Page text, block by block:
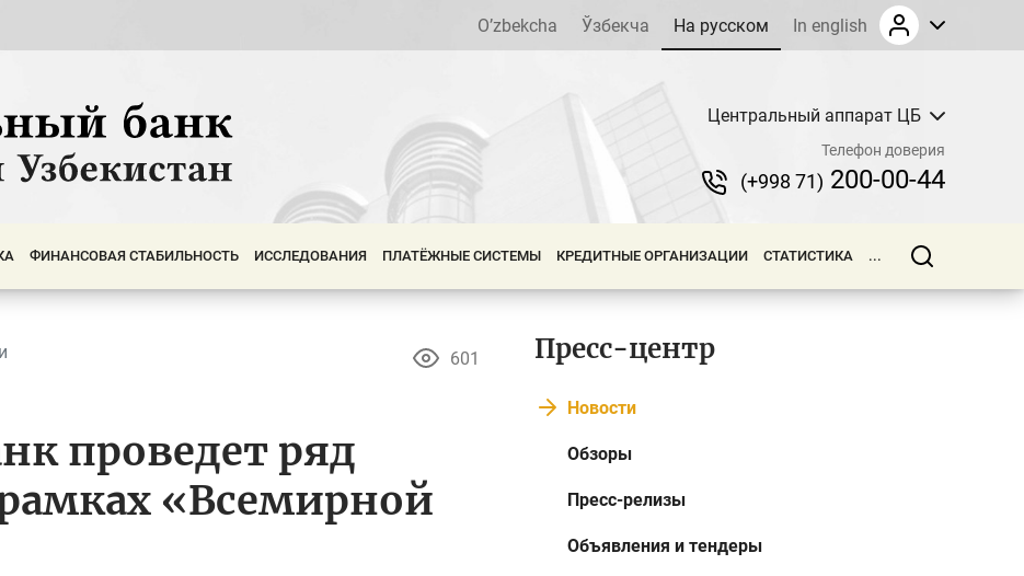
O’zbekcha Ўзбекча На русском In english
Центральный аппарат ЦБ
Телефон доверия
(+998 71) 200-00-44
ФИНАНСОВАЯ СТАБИЛЬНОСТЬ ИССЛЕДОВАНИЯ ПЛАТЁЖНЫЕ СИСТЕМЫ КРЕДИТНЫЕ ОРГАНИЗАЦИИ СТАТИСТИКА ...
601
проведет ряд
«Всемирной
Пресс-центр
Новости
Обзоры
Пресс-релизы
Объявления и тендеры